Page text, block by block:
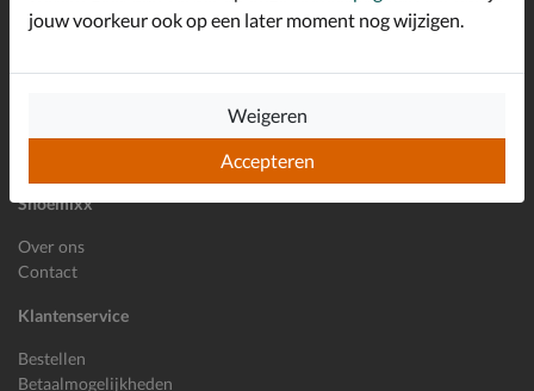
Shoemixx
Over ons
Contact
Klantenservice
Bestellen
Betaalmogelijkheden
E-mailadres
jouw voorkeur ook op een later moment nog wijzigen.
Accepteren
Weigeren